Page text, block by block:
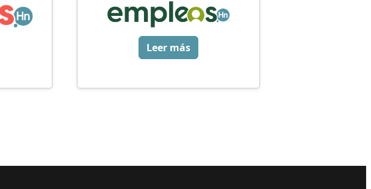
Leer más